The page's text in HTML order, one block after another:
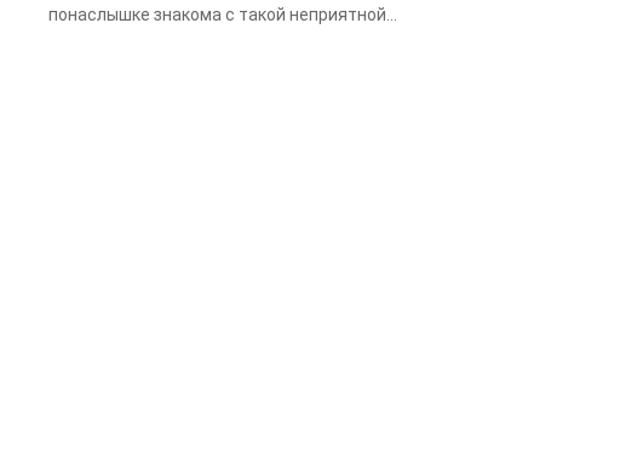
понаслышке знакома с такой неприятной...